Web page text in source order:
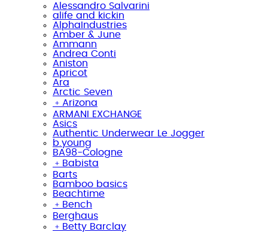
Alessandro Salvarini
alife and kickin
AlphaIndustries
Amber & June
Ammann
Andrea Conti
Aniston
Apricot
Ara
Arctic Seven
﹢ Arizona
ARMANI EXCHANGE
Asics
Authentic Underwear Le Jogger
b.young
BA98-Cologne
﹢ Babista
Barts
Bamboo basics
Beachtime
﹢ Bench
Berghaus
﹢ Betty Barclay